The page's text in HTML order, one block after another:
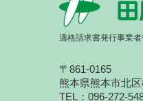
適格請求書発行事業
〒861-0165
熊本県熊本市北
TEL：096-272-